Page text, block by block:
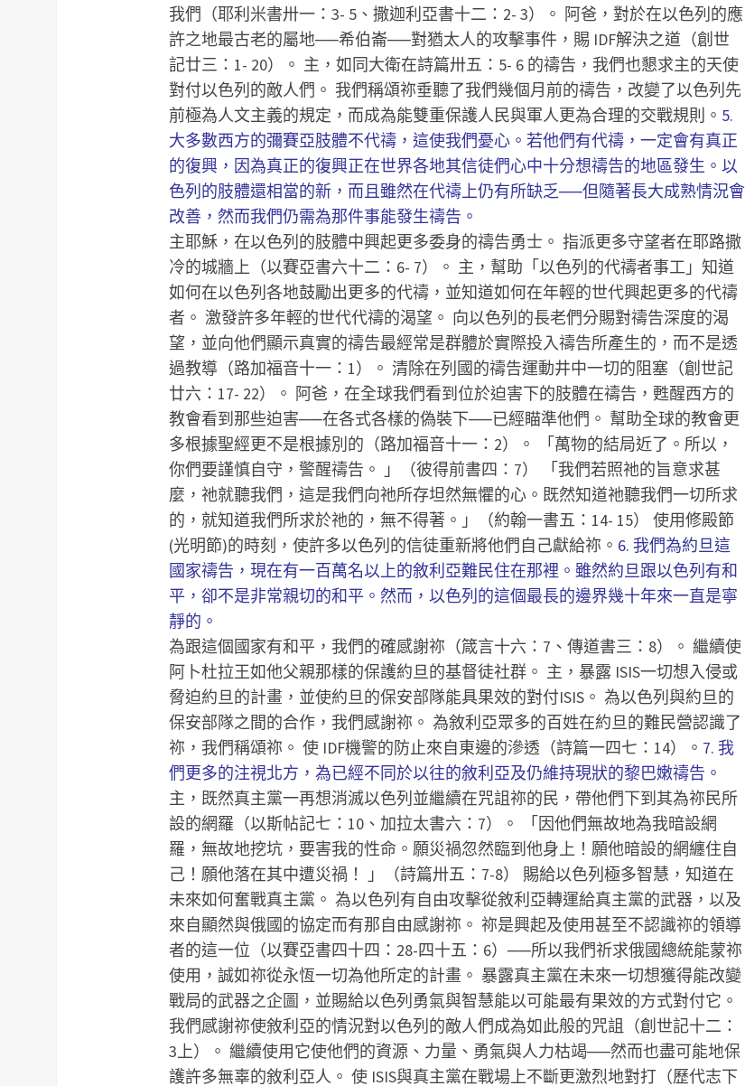
我們（耶利米書卅一：3- 5、撒迦利亞書十二：2- 3）。 阿爸，對於在以色列的應
許之地最古老的屬地──希伯崙──對猶太人的攻擊事件，賜 IDF解決之道（創世
記廿三：1- 20）。 主，如同大衛在詩篇卅五：5- 6 的禱告，我們也懇求主的天使
對付以色列的敵人們。 我們稱頌祢垂聽了我們幾個月前的禱告，改變了以色列先
前極為人文主義的規定，而成為能雙重保護人民與軍人更為合理的交戰規則。 5.
大多數西方的彌賽亞肢體不代禱，這使我們憂心。若他們有代禱，一定會有真正
的復興，因為真正的復興正在世界各地其信徒們心中十分想禱告的地區發生。以
色列的肢體還相當的新，而且雖然在代禱上仍有所缺乏──但隨著長大成熟情況會
改善，然而我們仍需為那件事能發生禱告。
主耶穌，在以色列的肢體中興起更多委身的禱告勇士。 指派更多守望者在耶路撒
冷的城牆上（以賽亞書六十二：6- 7）。 主，幫助「以色列的代禱者事工」知道
如何在以色列各地鼓勵出更多的代禱，並知道如何在年輕的世代興起更多的代禱
者。 激發許多年輕的世代代禱的渴望。 向以色列的長老們分賜對禱告深度的渴
望，並向他們顯示真實的禱告最經常是群體於實際投入禱告所產生的，而不是透
過教導（路加福音十一：1）。 清除在列國的禱告運動井中一切的阻塞（創世記
廿六：17- 22）。 阿爸，在全球我們看到位於迫害下的肢體在禱告，甦醒西方的
教會看到那些迫害──在各式各樣的偽裝下──已經瞄準他們。 幫助全球的教會更
多根據聖經更不是根據別的（路加福音十一：2）。
「萬物的結局近了。所以，
你們要謹慎自守，警醒禱告。 」（彼得前書四：7）
「我們若照祂的旨意求甚
麼，祂就聽我們，這是我們向祂所存坦然無懼的心。既然知道祂聽我們一切所求
的，就知道我們所求於祂的，無不得著。」（約翰一書五：14- 15）
使用修殿節
(光明節)的時刻，使許多以色列的信徒重新將他們自己獻給祢。 6. 我們為約旦這
國家禱告，現在有一百萬名以上的敘利亞難民住在那裡。雖然約旦跟以色列有和
平，卻不是非常親切的和平。然而，以色列的這個最長的邊界幾十年來一直是寧
靜的。
為跟這個國家有和平，我們的確感謝祢（箴言十六：7、傳道書三：8）。 繼續使
阿卜杜拉王如他父親那樣的保護約旦的基督徒社群。 主，暴露 ISIS一切想入侵或
脅迫約旦的計畫，並使約旦的保安部隊能具果效的對付ISIS。 為以色列與約旦的
保安部隊之間的合作，我們感謝祢。 為敘利亞眾多的百姓在約旦的難民營認識了
祢，我們稱頌祢。 使 IDF機警的防止來自東邊的滲透（詩篇一四七：14）。 7. 我
們更多的注視北方，為已經不同於以往的敘利亞及仍維持現狀的黎巴嫩禱告。
主，既然真主黨一再想消滅以色列並繼續在咒詛祢的民，帶他們下到其為祢民所
設的網羅（以斯帖記七：10、加拉太書六：7）。
「因他們無故地為我暗設網
羅，無故地挖坑，要害我的性命。願災禍忽然臨到他身上！願他暗設的網纏住自
己！願他落在其中遭災禍！ 」（詩篇卅五：7-8）
賜給以色列極多智慧，知道在
未來如何奮戰真主黨。 為以色列有自由攻擊從敘利亞轉運給真主黨的武器，以及
來自顯然與俄國的協定而有那自由感謝祢。 祢是興起及使用甚至不認識祢的領導
者的這一位（以賽亞書四十四：28-四十五：6）──所以我們祈求俄國總統能蒙祢
使用，誠如祢從永恆一切為他所定的計畫。 暴露真主黨在未來一切想獲得能改變
戰局的武器之企圖，並賜給以色列勇氣與智慧能以可能最有果效的方式對付它。
我們感謝祢使敘利亞的情況對以色列的敵人們成為如此般的咒詛（創世記十二：
3上）。 繼續使用它使他們的資源、力量、勇氣與人力枯竭──然而也盡可能地保
護許多無辜的敘利亞人。 使 ISIS與真主黨在戰場上不斷更激烈地對打（歷代志下